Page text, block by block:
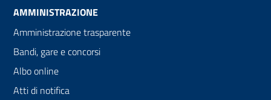
AMMINISTRAZIONE
Amministrazione trasparente
Bandi, gare e concorsi
Albo online
Atti di notifica